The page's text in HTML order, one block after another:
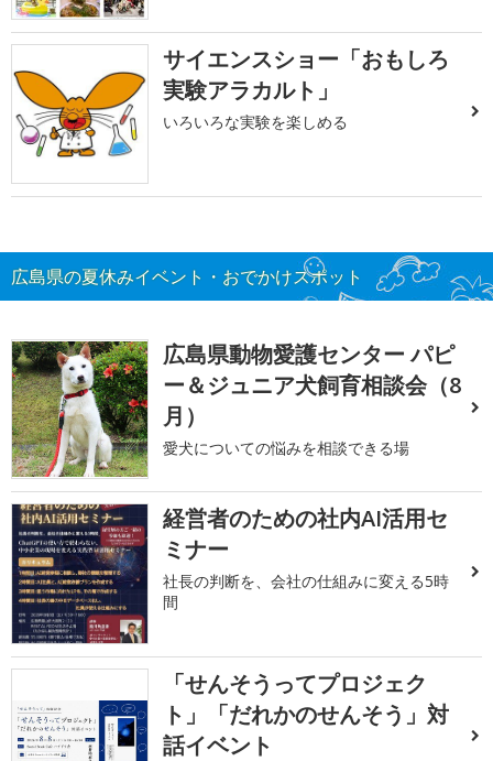
サイエンスショー「おもしろ
実験アラカルト」
いろいろな実験を楽しめる
広島県の夏休みイベント・おでかけスポット
広島県動物愛護センター パピ
ー＆ジュニア犬飼育相談会（8
月）
愛犬についての悩みを相談できる場
経営者のための社内AI活用セ
ミナー
社長の判断を、会社の仕組みに変える5時
間
「せんそうってプロジェク
ト」「だれかのせんそう」対
話イベント